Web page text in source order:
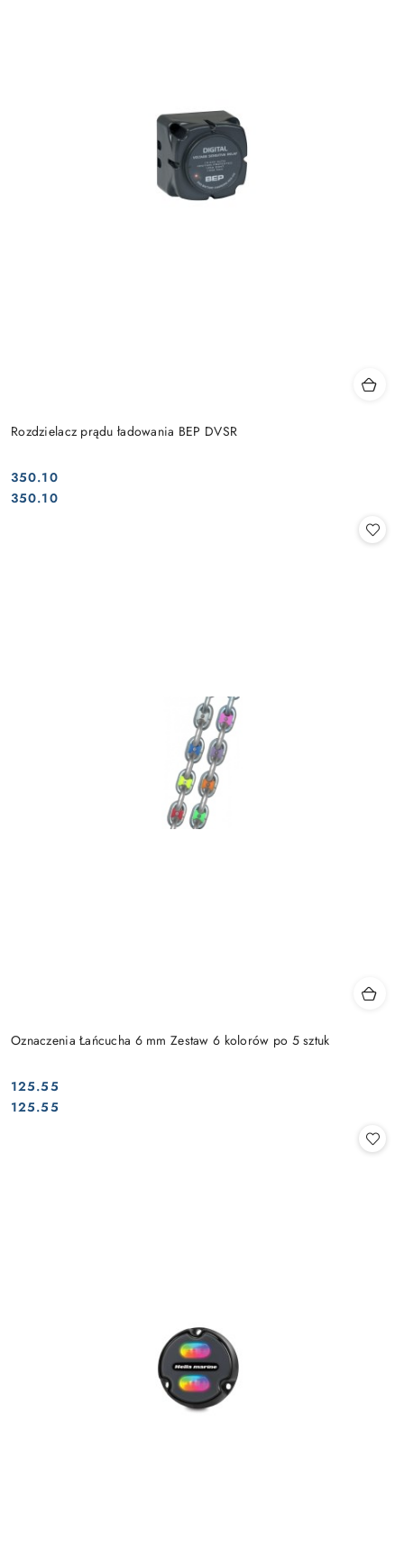
Rozdzielacz prądu ładowania BEP DVSR
Cena:
350.10
Cena:
350.10
Oznaczenia Łańcucha 6 mm Zestaw 6 kolorów po 5 sztuk
Cena:
125.55
Cena:
125.55